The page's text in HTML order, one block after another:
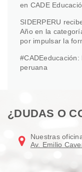
en CADE
SIDERPERU
Año en la
por impulsar la
peruana
¿DUDAS O
Nuestras
Av. Emilio